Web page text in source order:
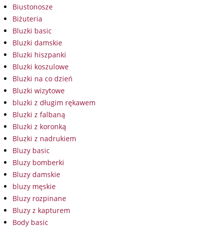
Biustonosze
Biżuteria
Bluzki basic
Bluzki damskie
Bluzki hiszpanki
Bluzki koszulowe
Bluzki na co dzień
Bluzki wizytowe
bluzki z długim rękawem
Bluzki z falbaną
Bluzki z koronką
Bluzki z nadrukiem
Bluzy basic
Bluzy bomberki
Bluzy damskie
bluzy męskie
Bluzy rozpinane
Bluzy z kapturem
Body basic